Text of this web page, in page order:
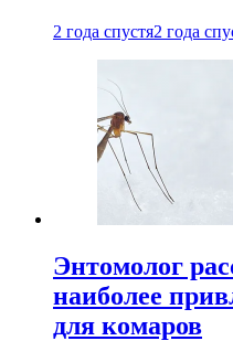
2 года спустя2 года
Энтомолог
наиболее
для комаров